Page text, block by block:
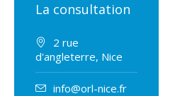
La consultation
2 rue
d'angleterre, Nice
info@orl-nice.fr